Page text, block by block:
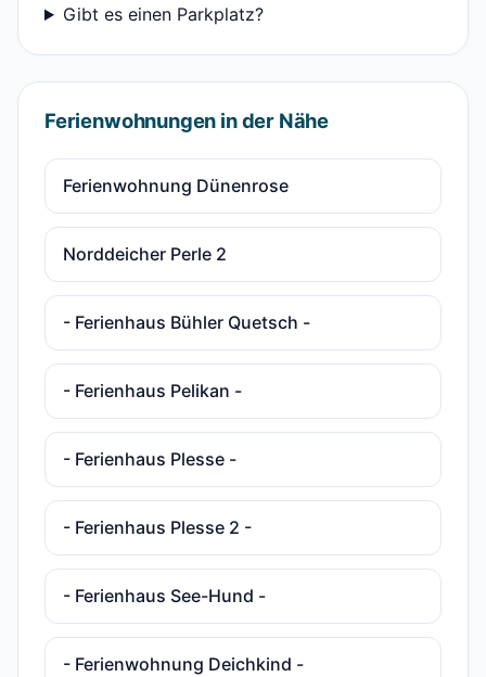
Gibt es einen Parkplatz?
Ferienwohnungen in der Nähe
Ferienwohnung Dünenrose
Norddeicher Perle 2
- Ferienhaus Bühler Quetsch -
- Ferienhaus Pelikan -
- Ferienhaus Plesse -
- Ferienhaus Plesse 2 -
- Ferienhaus See-Hund -
- Ferienwohnung Deichkind -